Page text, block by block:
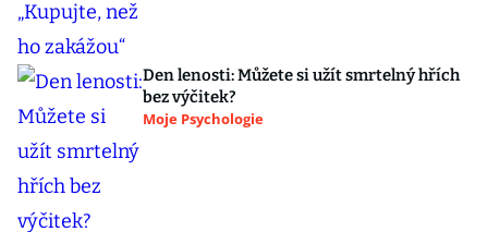
Den lenosti: Můžete si užít smrtelný hřích
bez výčitek?
Moje Psychologie